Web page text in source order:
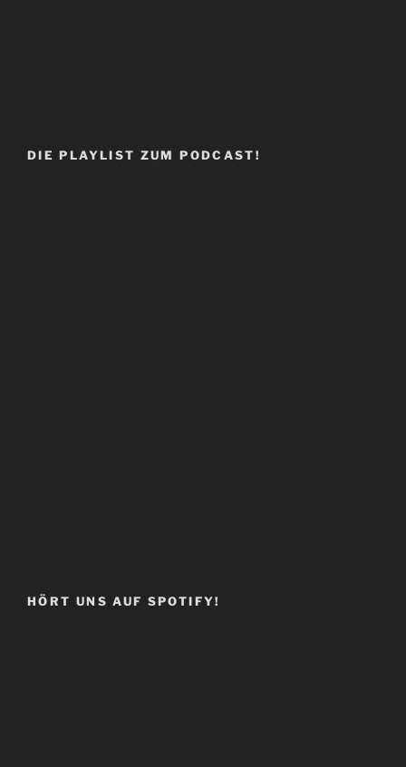
DIE PLAYLIST ZUM PODCAST!
HÖRT UNS AUF SPOTIFY!